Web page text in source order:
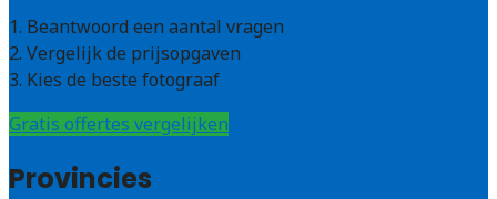
1. Beantwoord een aantal vragen
2. Vergelijk de prijsopgaven
3. Kies de beste fotograaf
Gratis offertes vergelijken
Provincies